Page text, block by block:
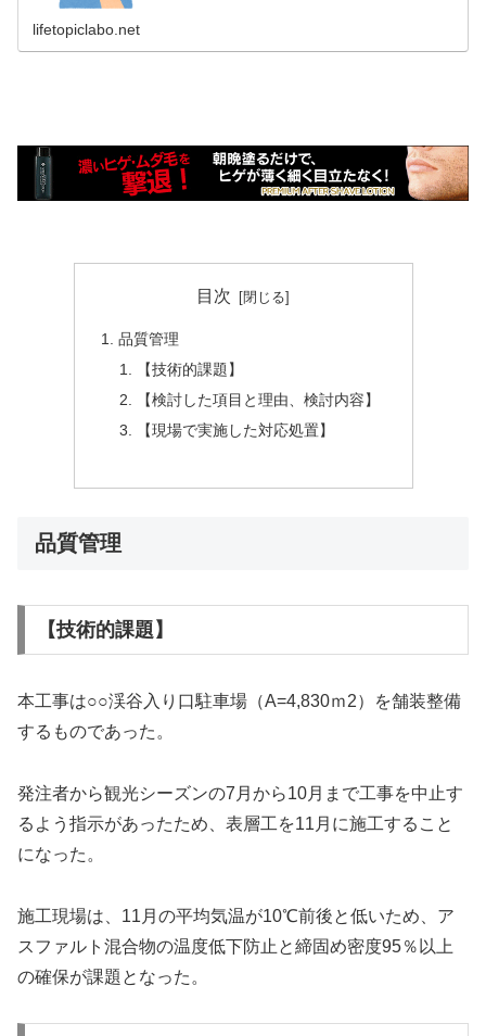
lifetopiclabo.net
目次
品質管理
【技術的課題】
【検討した項目と理由、検討内容】
【現場で実施した対応処置】
品質管理
【技術的課題】
本工事は○○渓谷入り口駐車場（A=4,830ｍ2）を舗装整備
するものであった。
発注者から観光シーズンの7月から10月まで工事を中止す
るよう指示があったため、表層工を11月に施工すること
になった。
施工現場は、11月の平均気温が10℃前後と低いため、ア
スファルト混合物の温度低下防止と締固め密度95％以上
の確保が課題となった。